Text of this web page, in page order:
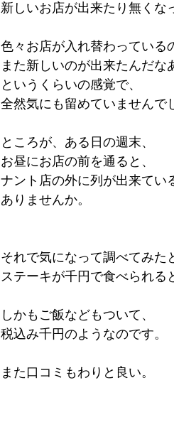
新しいお店が出来たり無くな
色々お店が入れ替わっている
また新しいのが出来たんだな
というくらいの感覚で、
全然気にも留めていませんで
ところが、ある日の週末、
お昼にお店の前を通ると、
ナント店の外に列が出来てい
ありませんか。
それで気になって調べてみた
ステーキが千円で食べられる
しかもご飯などもついて、
税込み千円のようなのです。
また口コミもわりと良い。